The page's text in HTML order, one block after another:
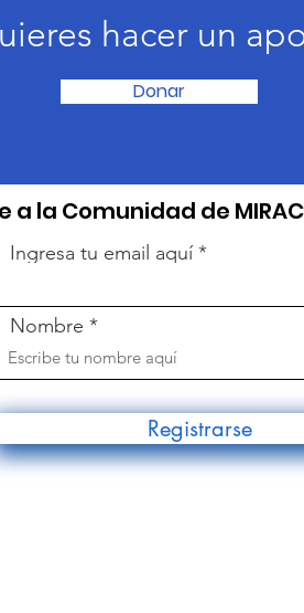
hacer un
Donar
a la Comunidad de
Ingresa tu email aquí
Nombre
Registrarse